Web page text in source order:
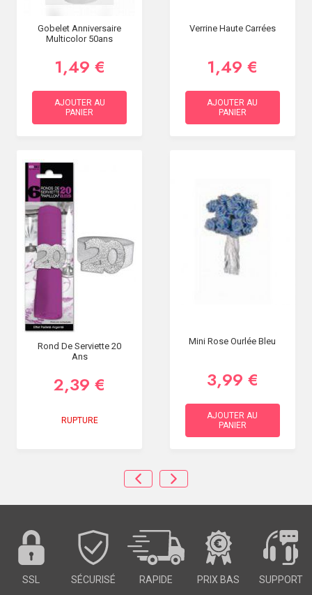
Gobelet Anniversaire
Multicolor 50ans
1,49 €
AJOUTER AU
PANIER
Verrine Haute Carrées
1,49 €
AJOUTER AU
PANIER
Rond De Serviette 20
Ans
2,39 €
RUPTURE
Mini Rose Ourlée Bleu
3,99 €
AJOUTER AU
PANIER
SSL SÉCURISÉ RAPIDE PRIX BAS SUPPORT